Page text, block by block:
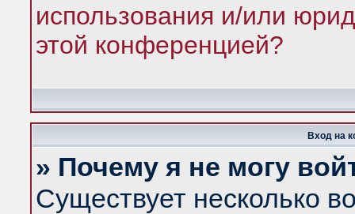
использования и/или
этой конференцией?
Вход на
» Почему я не могу
Существует несколько